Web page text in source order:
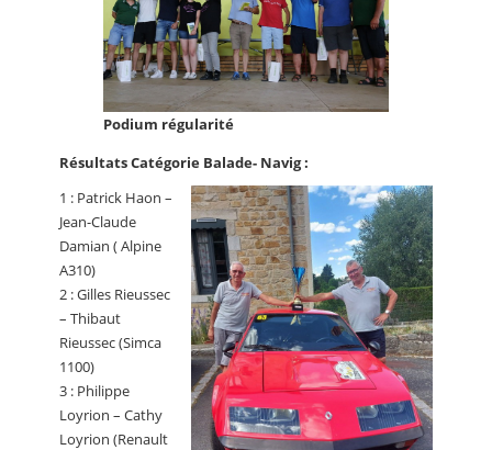
Podium régularité
Résultats Catégorie Balade- Navig :
1 : Patrick Haon –
Jean-Claude
Damian ( Alpine
A310)
2 : Gilles Rieussec
– Thibaut
Rieussec (Simca
1100)
3 : Philippe
Loyrion – Cathy
Loyrion (Renault